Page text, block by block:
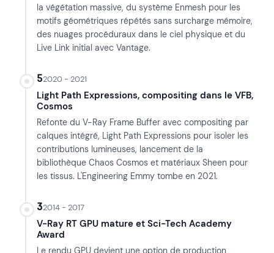
la végétation massive, du système Enmesh pour les
motifs géométriques répétés sans surcharge mémoire,
des nuages procéduraux dans le ciel physique et du
Live Link initial avec Vantage.
52020 - 2021
Light Path Expressions, compositing dans le VFB,
Cosmos
Refonte du V-Ray Frame Buffer avec compositing par
calques intégré, Light Path Expressions pour isoler les
contributions lumineuses, lancement de la
bibliothèque Chaos Cosmos et matériaux Sheen pour
les tissus. L'Engineering Emmy tombe en 2021.
32014 - 2017
V-Ray RT GPU mature et Sci-Tech Academy
Award
Le rendu GPU devient une option de production